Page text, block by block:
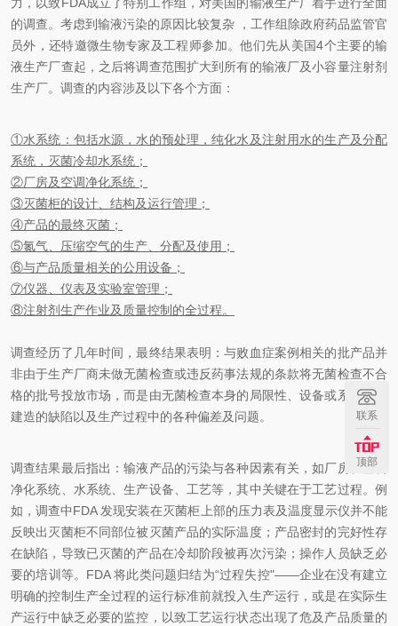
的调查。考虑到输液污染的原因比较复杂 ，工作组除政府药品监管官
员外，还特邀微生物专家及工程师参加。他们先从美国4个主要的输
液生产厂查起，之后将调查范围扩大到所有的输液厂及小容量注射剂
生产厂。调查的内容涉及以下各个方面：
①水系统：包括水源，水的预处理，纯化水及注射用水的生产及分配
系统，灭菌冷却水系统；
②厂房及空调净化系统；
③灭菌柜的设计、结构及运行管理；
④产品的最终灭菌；
⑤氮气、压缩空气的生产、分配及使用；
⑥与产品质量相关的公用设备；
⑦仪器、仪表及实验室管理；
⑧注射剂生产作业及质量控制的全过程。
调查经历了几年时间，最终结果表明：与败血症案例相关的批产品并
非由于生产厂商未做无菌检查或违反药事法规的条款将无菌检查不合
格的批号投放市场，而是由无菌检查本身的局限性、设备或系统设计
建造的缺陷以及生产过程中的各种偏差及问题。
调查结果最后指出：输液产品的污染与各种因素有关，如厂房、空调
净化系统、水系统、生产设备、工艺等，其中关键在于工艺过程。例
如，调查中FDA 发现安装在灭菌柜上部的压力表及温度显示仪并不能
反映出灭菌柜不同部位被灭菌产品的实际温度；产品密封的完好性存
在缺陷，导致已灭菌的产品在冷却阶段被再次污染；操作人员缺乏必
要的培训等。FDA 将此类问题归结为“过程失控"——企业在没有建立
明确的控制生产全过程的运行标准前就投入生产运行，或是在实际生
产运行中缺乏必要的监控，以致工艺运行状态出现了危及产品质量的
联系
顶部